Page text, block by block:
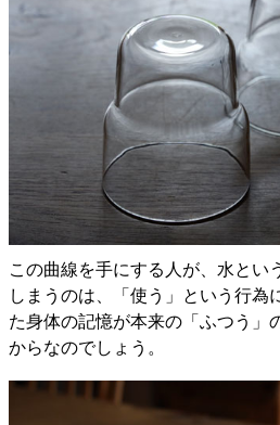
この曲線を手にする人が、水とい
しまうのは、「使う」という行為
た身体の記憶が本来の「ふつう」
からなのでしょう。